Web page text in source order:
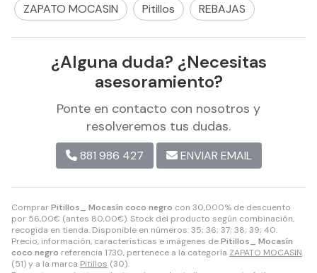
ComprarPitillos_ Mocasín coco negro con 30,000% de descuento
por 56,00€ (antes 80,00€). Stock del producto según combinación,
recogida en tienda. Disponible en números: 35; 36; 37; 38; 39; 40.
Precio, información, características e imágenes dePitillos_ Mocasín
coco negro referencia 1730, pertenece a la categoría ZAPATO MOCASIN
(51) y a la marca Pitillos (30).
ZAPATO MOCASIN
Pitillos REBAJAS
¿Alguna duda? ¿Necesitas
asesoramiento?
Ponte en contacto con nosotros y
resolveremos tus dudas.
881 986 427 ENVIAR EMAIL